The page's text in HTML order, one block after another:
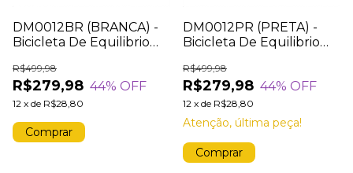
DM0012BR (BRANCA) -
Bicicleta De Equilibrio
Sem Pedal
R$279,98
R$499,98
44% OFF
12 x de R$28,80
DM0012PR (PRETA) -
Bicicleta De Equilibrio
Sem Pedal
R$279,98
R$499,98
44% OFF
12 x de R$28,80
Atenção, última peça!